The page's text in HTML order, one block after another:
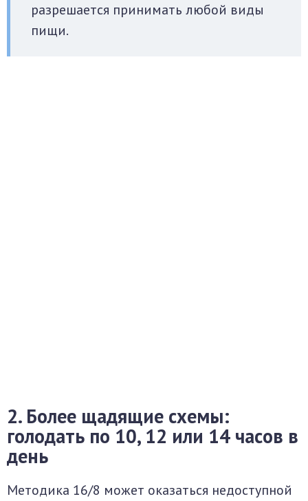
разрешается принимать любой виды
пищи.
2. Более щадящие схемы:
голодать по 10, 12 или 14 часов в
день
Методика 16/8 может оказаться недоступной